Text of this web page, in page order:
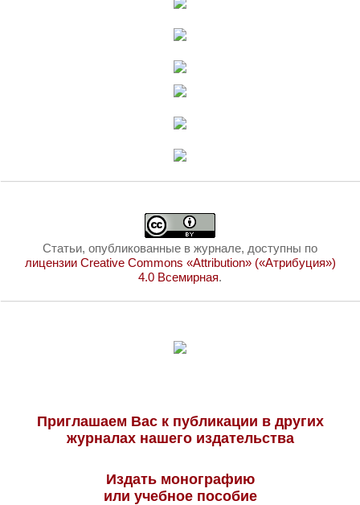
Статьи, опубликованные в журнале, доступны по
лицензии Creative Commons «Attribution» («Атрибуция»)
4.0 Всемирная.
Приглашаем Вас к публикации в других
журналах нашего издательства
Издать монографию
или учебное пособие